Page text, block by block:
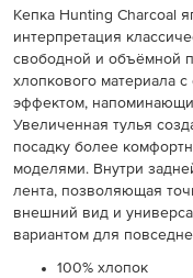
Кепка Hunting Charcoal
интерпретация
свободной и объёмной
хлопкового материала
эффектом,
Увеличенная тулья
посадку более
моделями. Внутри
лента, позволяющая
внешний вид и
вариантом для
100% хлопок